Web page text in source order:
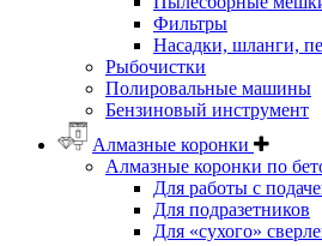
Фильтры
Насадки, шланги,
Рыбочистки
Полировальные машины
Бензиновый инструмент
Алмазные коронки
Алмазные коронки по
Для работы с
Для подразетников
Для «сухого»